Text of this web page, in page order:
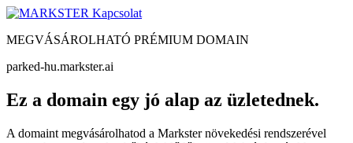
Kapcsolat
MEGVÁSÁROLHATÓ PRÉMIUM DOMAIN
parked-hu.markster.ai
Ez a domain egy jó alap az üzletednek.
A domaint megvásárolhatod a Markster növekedési rendszerével